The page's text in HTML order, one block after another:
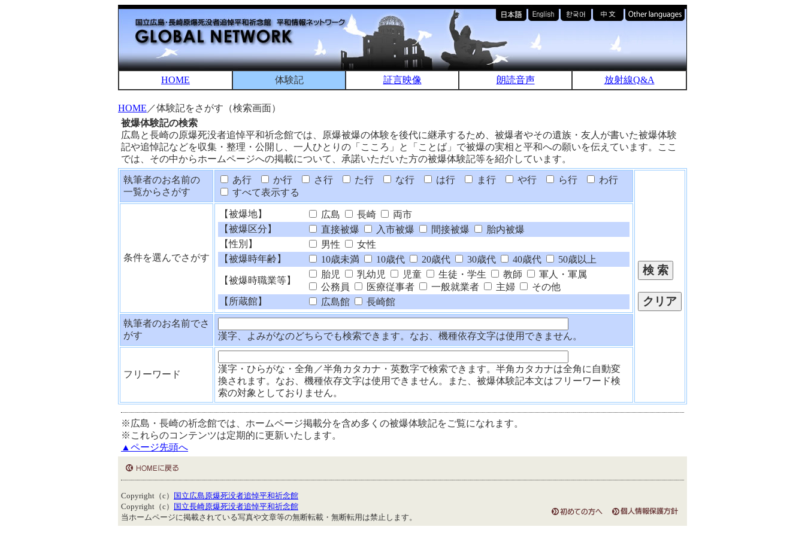
HOME 体験記 証言映像 朗読音声 放射線Q&A
HOME ／体験記をさがす（検索画面）
被爆体験記の検索
広島と長崎の原爆死没者追悼平和祈念館では、原爆被爆の体験を後代に継承するため、被爆者やその遺族・友人が書いた被爆体験
記や追悼記などを収集・整理・公開し、一人ひとりの「こころ」と「ことば」で被爆の実相と平和への願いを伝えています。ここ
では、その中からホームページへの掲載について、承諾いただいた方の被爆体験記等を紹介しています。
執筆者のお名前の
一覧からさがす
あ行 か行 さ行 た行 な行 は行 ま行 や行 ら行
わ行
すべて表示する
条件を選んでさがす
【被爆地】 広島 長崎
両市
【被爆区分】
直接被爆 入市被爆 間接被爆
胎内被爆
【性別】
男性
女性
【被爆時年齢】
10歳未満 10歳代 20歳代 30歳代 40歳代 50歳以上
【被爆時職業等】
胎児 乳幼児 児童 生徒・学生 教師
軍人・軍属
公務員
医療従事者 一般就業者 主婦
その他
【所蔵館】
広島館 長崎館
執筆者のお名前でさ
がす
漢字、よみがなのどちらでも検索できます。なお、機種依存文字は使用できません。
フリーワード
漢字・ひらがな・全角／半角カタカナ・英数字で検索できます。半角カタカナは全角に自動変
換されます。なお、機種依存文字は使用できません。また、被爆体験記本文はフリーワード検
索の対象としておりません。
※広島・長崎の祈念館では、ホームページ掲載分を含め多くの被爆体験記をご覧になれます。
※これらのコンテンツは定期的に更新いたします。
▲ページ先頭へ
Copyright（c）
国立広島原爆死没者追悼平和祈念館
Copyright（c）
国立長崎原爆死没者追悼平和祈念館
当ホームページに掲載されている写真や文章等の無断転載・無断転用は禁止します。